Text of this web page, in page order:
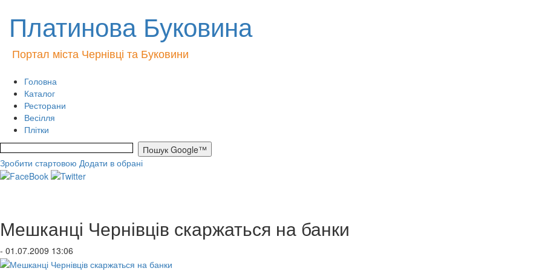
Платинова Буковина
Портал міста Чернівці та Буковини
Головна
Каталог
Ресторани
Весілля
Плітки
Зробити стартовою Додати в обрані
Мешканці Чернівців скаржаться на банки
- 01.07.2009 13:06